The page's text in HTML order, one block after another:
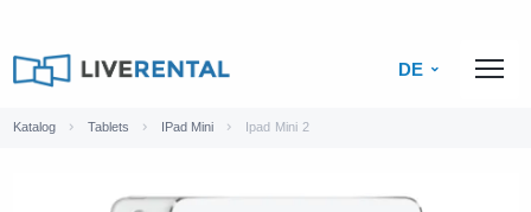
DE
Katalog Tablets IPad Mini Ipad Mini 2